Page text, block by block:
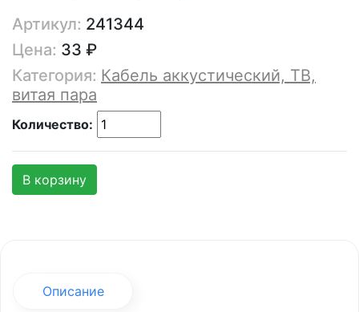
Артикул: 241344
Цена: 33 ₽
Категория: Кабель аккустический, ТВ,
витая пара
Количество:
В корзину
Описание